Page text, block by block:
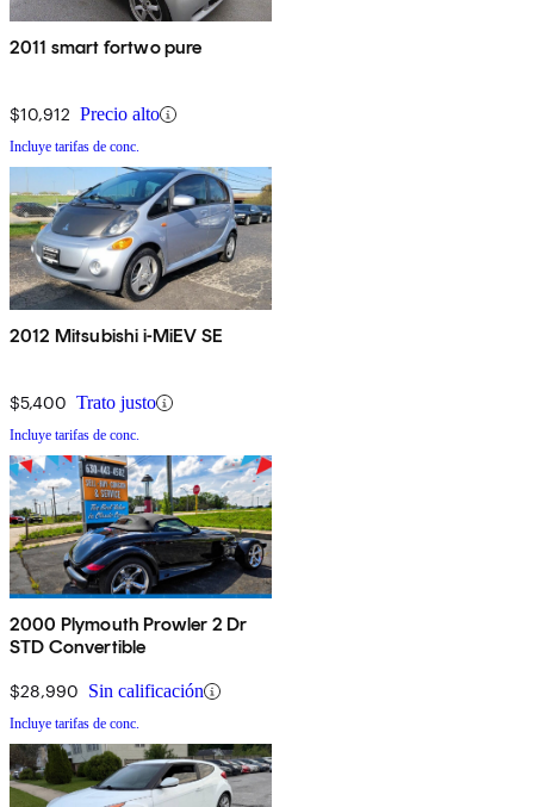
2011 smart fortwo pure
$10,912 Precio alto
Incluye tarifas de conc.
2012 Mitsubishi i-MiEV SE
$5,400 Trato justo
Incluye tarifas de conc.
2000 Plymouth Prowler 2 Dr
STD Convertible
$28,990 Sin calificación
Incluye tarifas de conc.